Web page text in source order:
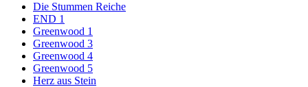
Die Stummen Reiche
END 1
Greenwood 1
Greenwood 3
Greenwood 4
Greenwood 5
Herz aus Stein